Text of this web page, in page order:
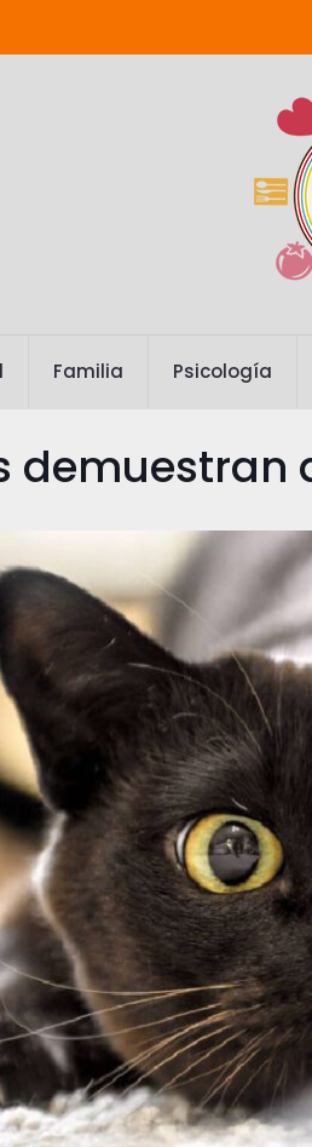
Familia Psicología
demuestran